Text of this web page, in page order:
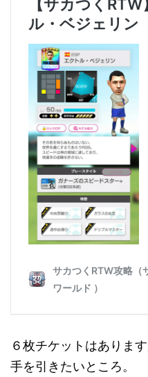
６枚チケットはありま
手を引きたいところ。